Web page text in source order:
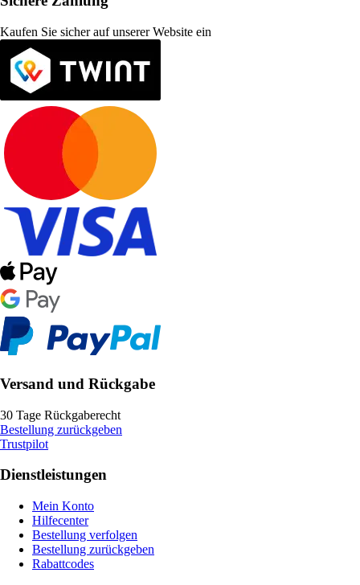
Kaufen Sie sicher auf unserer Website ein
Versand und Rückgabe
30 Tage Rückgaberecht
Bestellung zurückgeben
Trustpilot
Dienstleistungen
Mein Konto
Hilfecenter
Bestellung verfolgen
Bestellung zurückgeben
Rabattcodes